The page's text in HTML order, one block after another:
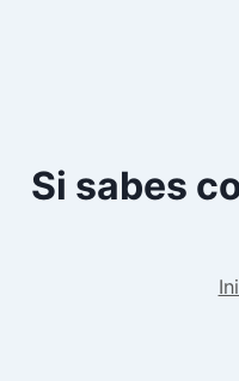
Si sabes